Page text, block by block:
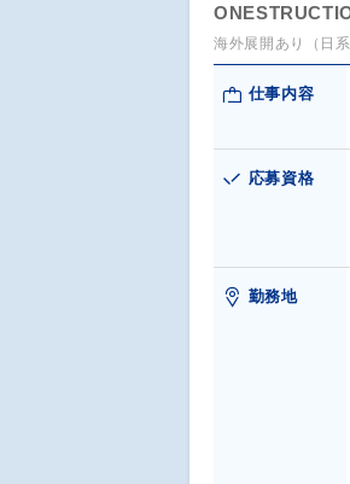
海外展開あり（日
仕事内容
応募資格
勤務地